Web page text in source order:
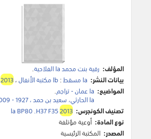
المؤلف: رقية بنت محمد la الفلاحية
.
بيانات النشر: la مسقط :lb مكتبة الأنفال ،2013
المواضيع: la عمان - تراجم .
la الحارثي، سعيد بن حمد ، 1927 - 2009
تصنيف الكونجرس:
la BP80 .H37 F352013
نوع المادة: أوعية مؤتلفة
المصدر: المكتبة الرئيسية